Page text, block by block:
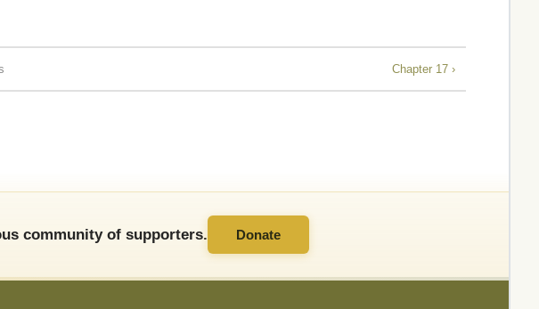
Chapter 17 ›
community of supporters. Donate